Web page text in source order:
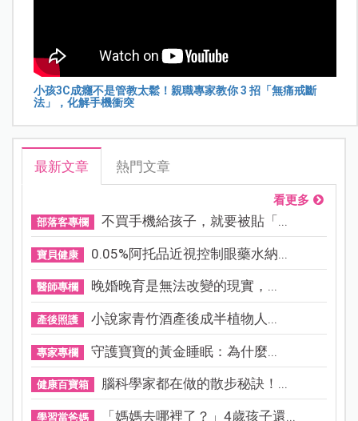
小孩3C成癮不是管教太鬆！親職專家教你 3 招「無痛戒斷
法」，化解手機衝突
最新文章 熱門文章
看更多
部落客專欄 不買手機給孩子，就要被貼「...
寶貝健康 0.05%阿托品近視控制眼藥水納...
醫師專欄 晚婚晚育是無法改變的現實，...
產後照護 小說家青竹酒產後成半植物人...
專家專欄 守護寶寶的黃金睡眠：為什麼...
健康百寶箱 腦科學家都在做的散步秘訣！...
學習當爸媽 「媽媽去哪裡了？」4歲孩子還...